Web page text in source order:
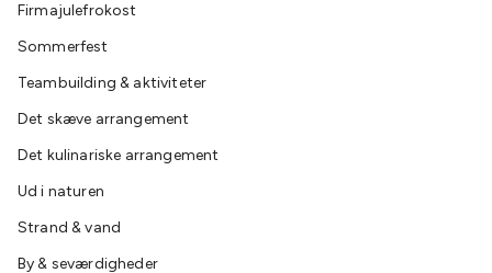
Firmajulefrokost
Sommerfest
Teambuilding & aktiviteter
Det skæve arrangement
Det kulinariske arrangement
Ud i naturen
Strand & vand
By & seværdigheder